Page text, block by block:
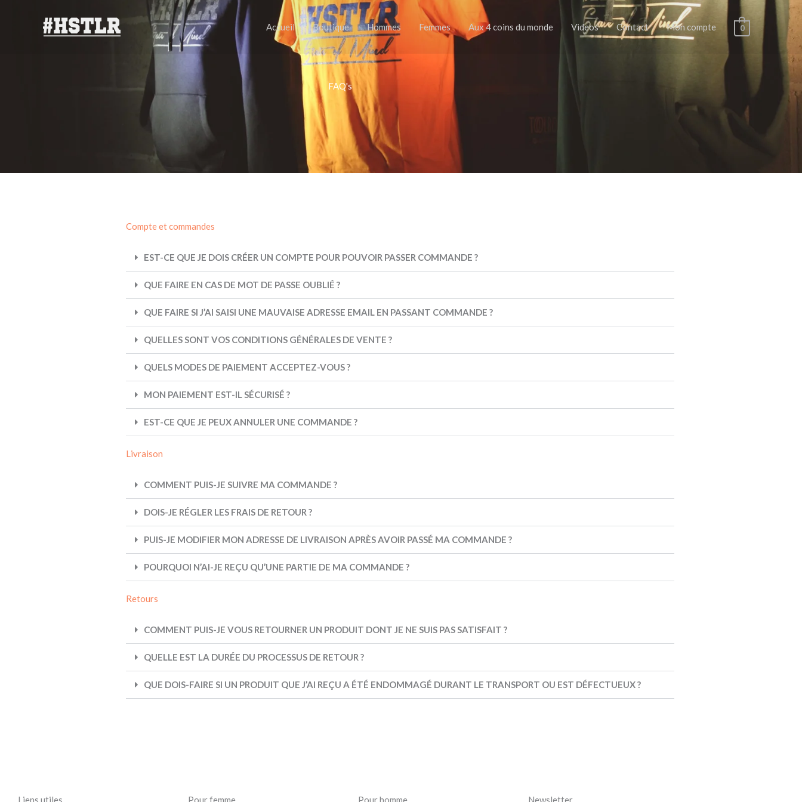
Accueil Boutique Hommes Femmes Aux 4 coins du monde Videos Contact Mon compte 0
FAQ's
Compte et commandes
EST-CE QUE JE DOIS CRÉER UN COMPTE POUR POUVOIR PASSER COMMANDE ?
QUE FAIRE EN CAS DE MOT DE PASSE OUBLIÉ ?
QUE FAIRE SI J’AI SAISI UNE MAUVAISE ADRESSE EMAIL EN PASSANT COMMANDE ?
QUELLES SONT VOS CONDITIONS GÉNÉRALES DE VENTE ?
QUELS MODES DE PAIEMENT ACCEPTEZ-VOUS ?
MON PAIEMENT EST-IL SÉCURISÉ ?
EST-CE QUE JE PEUX ANNULER UNE COMMANDE ?
Livraison
COMMENT PUIS-JE SUIVRE MA COMMANDE ?
DOIS-JE RÉGLER LES FRAIS DE RETOUR ?
PUIS-JE MODIFIER MON ADRESSE DE LIVRAISON APRÈS AVOIR PASSÉ MA COMMANDE ?
POURQUOI N’AI-JE REÇU QU’UNE PARTIE DE MA COMMANDE ?
Retours
COMMENT PUIS-JE VOUS RETOURNER UN PRODUIT DONT JE NE SUIS PAS SATISFAIT ?
QUELLE EST LA DURÉE DU PROCESSUS DE RETOUR ?
QUE DOIS-FAIRE SI UN PRODUIT QUE J’AI REÇU A ÉTÉ ENDOMMAGÉ DURANT LE TRANSPORT OU EST DÉFECTUEUX ?
Liens utiles Pour femme Pour homme Newsletter